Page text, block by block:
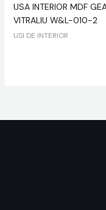
USA INTERIOR MDF
VITRALIU W&L-010-2
USI DE INTERIOR